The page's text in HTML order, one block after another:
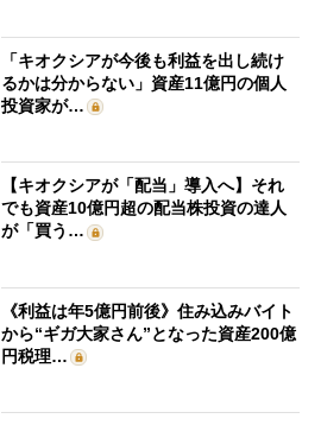
「キオクシアが今後も利益を出し続け
るかは分からない」資産11億円の個人
投資家が…
【キオクシアが「配当」導入へ】それ
でも資産10億円超の配当株投資の達人
が「買う…
《利益は年5億円前後》住み込みバイト
から“ギガ大家さん”となった資産200億
円税理…